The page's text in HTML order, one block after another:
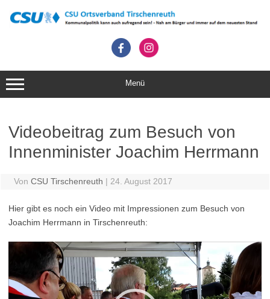
Inhalt
springen
Menü
Videobeitrag zum Besuch von
Innenminister Joachim Herrmann
Von CSU Tirschenreuth | 24. August 2017
Hier gibt es noch ein Video mit Impressionen zum Besuch von
Joachim Herrmann in Tirschenreuth:
Video-
Player